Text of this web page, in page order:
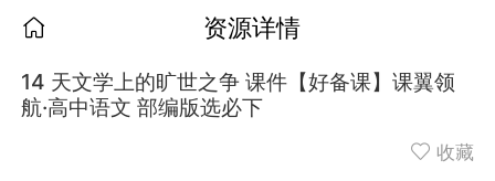
资源详情
14 天文学上的旷世之争 课件【好备课】课翼领
航·高中语文 部编版选必下
收藏